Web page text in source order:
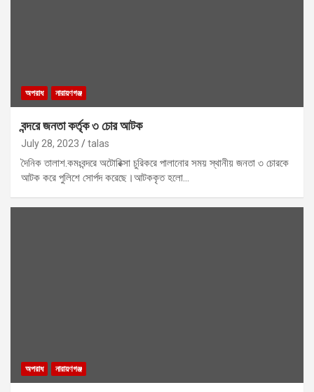
অপরাধ নারায়ণগঞ্জ
বন্দরে জনতা কর্তৃক ৩ চোর আটক
July 28, 2023 talas
দৈনিক তালাশ.কমঃবন্দরে অটোরিক্সা চুরিকরে পালানোর সময় স্থানীয় জনতা ৩ চোরকে
আটক করে পুলিশে সোর্পদ করেছে।আটককৃত হলো…
অপরাধ নারায়ণগঞ্জ